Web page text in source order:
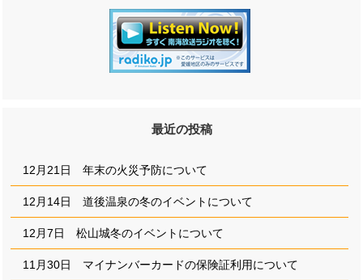
最近の投稿
12月21日 年末の火災予防について
12月14日 道後温泉の冬のイベントについて
12月7日 松山城冬のイベントについて
11月30日 マイナンバーカードの保険証利用について